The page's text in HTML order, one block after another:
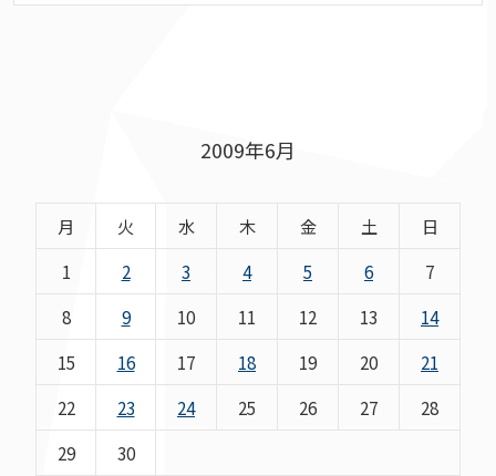
2009年6月
月 火 水 木 金 土
日
1
2 3 4 5 6
7
8
9 10 11 12 13
14
15
16 17 18 19 20
21
22
23 24 25 26 27
28
29
30